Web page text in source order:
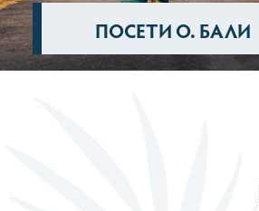
ПОСЕТИ О. БАЛИ